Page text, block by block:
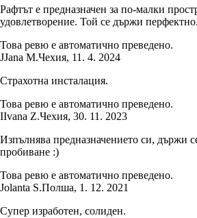
Рафтът е предназначен за по-малки
удовлетворение. Той се държи
Това ревю е автоматично преведено.
JJana M.Чехия, 11. 4. 2024
Страхотна инсталация.
Това ревю е автоматично преведено.
IIvana Z.Чехия, 30. 11. 2023
Изпълнява предназначението си, държи
пробиване :)
Това ревю е автоматично преведено.
Jolanta S.Полша, 1. 12. 2021
Супер изработен, солиден.